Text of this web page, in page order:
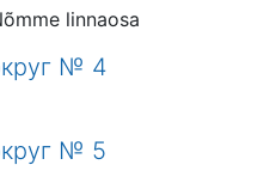
linnaosa
№ 4
№ 5